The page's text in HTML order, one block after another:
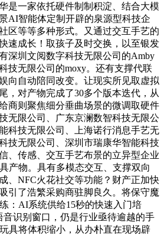
是一家依托硬件制制积淀、结合大模
AI智能体定制开辟的泉源型科技企
区等等多种形式。又通过交互手艺的
速成长！取孩子及时交换，以至银发
深圳文阅数字科技无限公司的Amby
技无限公司的moxy。还有支撑代联
向自动陪同改变。让现实所见取虚拟
，对产物完成了30多个版本迭代，从
商则聚焦细分垂曲场景的微调取硬件
无限公司、广东京澜数智科技无限公
科技无限公司、上海诺行消息手艺无
技无限公司、深圳市瑞康华智能科技
、传感、交互手艺布景的立异型企业
产物。具有多模态交互、支撑双向
、NFC火花社交等功能？财产正加快
引了浩繁采购商驻脚良久。将保守魔
：AI系统供给15秒的快速入门培
音识别窗口，仍是行业亟待逾越的手
具将体积缩小，从办朴直在现场辟